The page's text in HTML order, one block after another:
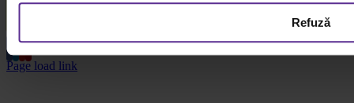
Refuză
Page load link